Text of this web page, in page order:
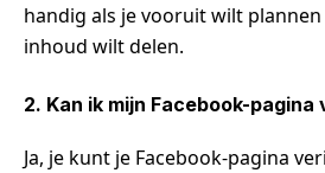
handig als je vooruit wilt
inhoud wilt delen.
2. Kan ik mijn Facebook-
Ja, je kunt je Facebook-pagina